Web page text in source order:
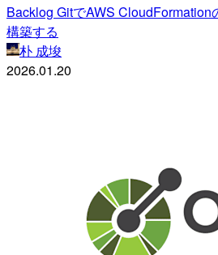
Backlog GitでAWS CloudFormation
構築する
朴 成埈
2026.01.20